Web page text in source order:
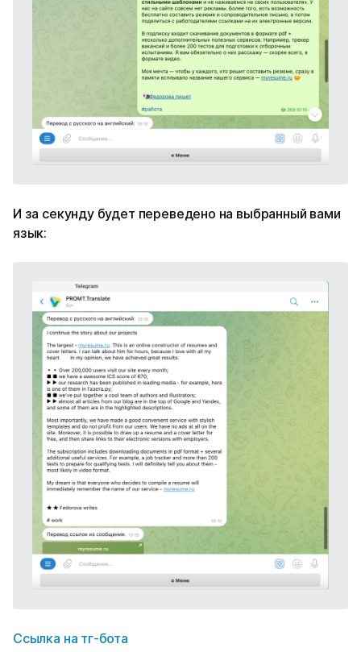
И за секунду будет переведено на выбранный вами
язык:
Ссылка на тг-бота